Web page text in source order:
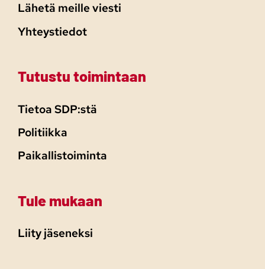
Lähetä meille viesti
Yhteystiedot
Tutustu toimintaan
Tietoa SDP:stä
Politiikka
Paikallistoiminta
Tule mukaan
Liity jäseneksi